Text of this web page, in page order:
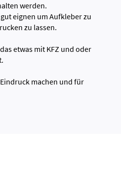
werden.
eignen um Aufkleber zu
zu lassen.
etwas mit KFZ und oder
machen und für